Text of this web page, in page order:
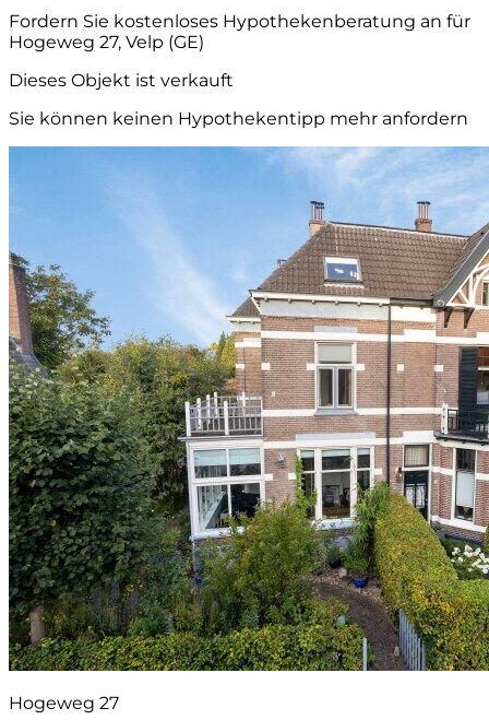
Fordern Sie kostenloses Hypothekenberatung an für
Hogeweg 27, Velp (GE)
Dieses Objekt ist verkauft
Sie können keinen Hypothekentipp mehr anfordern
Hogeweg 27